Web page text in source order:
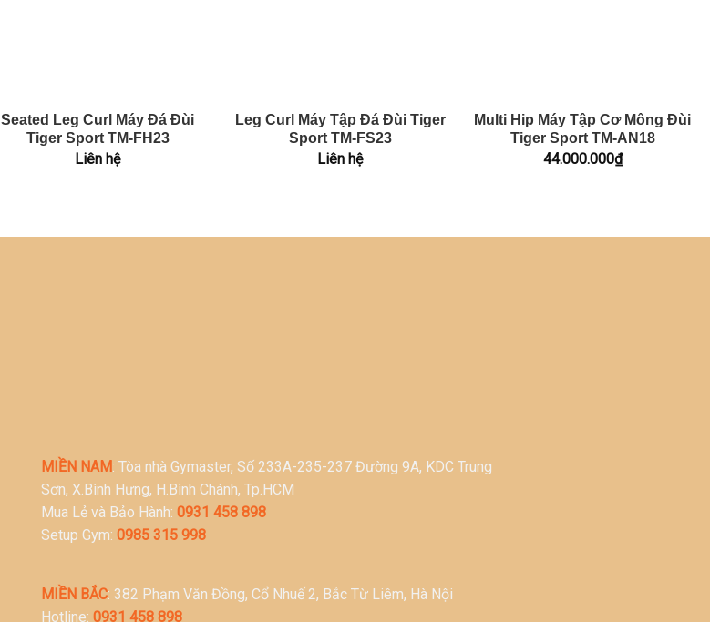
Seated Leg Curl Máy Đá Đùi
Tiger Sport TM-FH23
Liên hệ
Leg Curl Máy Tập Đá Đùi Tiger
Sport TM-FS23
Liên hệ
Multi Hip Máy Tập Cơ Mông Đùi
Tiger Sport TM-AN18
44.000.000₫
MIỀN NAM: Tòa nhà Gymaster, Số 233A-235-237 Đường 9A, KDC Trung
Sơn, X.Bình Hưng, H.Bình Chánh, Tp.HCM
Mua Lẻ và Bảo Hành: 0931 458 898
Setup Gym: 0985 315 998
MIỀN BẮC: 382 Phạm Văn Đồng, Cổ Nhuế 2, Bắc Từ Liêm, Hà Nội
Hotline: 0931 458 898